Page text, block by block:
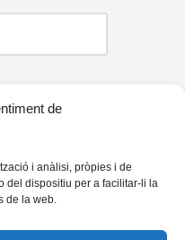
de
i anàlisi, pròpies i de
del dispositiu per a facilitar-li la
de la web.